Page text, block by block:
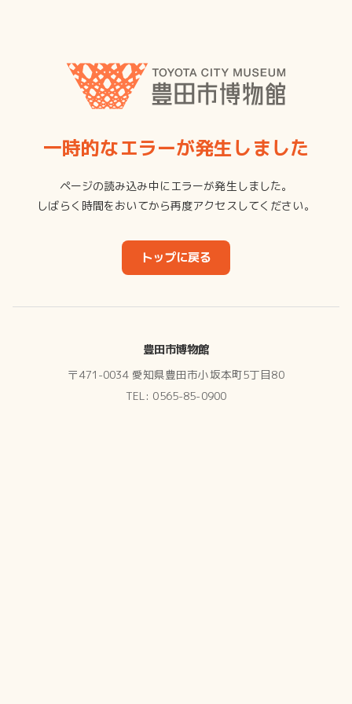
一時的なエラーが発生しました
ページの読み込み中にエラーが発生しました。
しばらく時間をおいてから再度アクセスしてください。
トップに戻る
豊田市博物館
〒471-0034 愛知県豊田市小坂本町5丁目80
TEL: 0565-85-0900